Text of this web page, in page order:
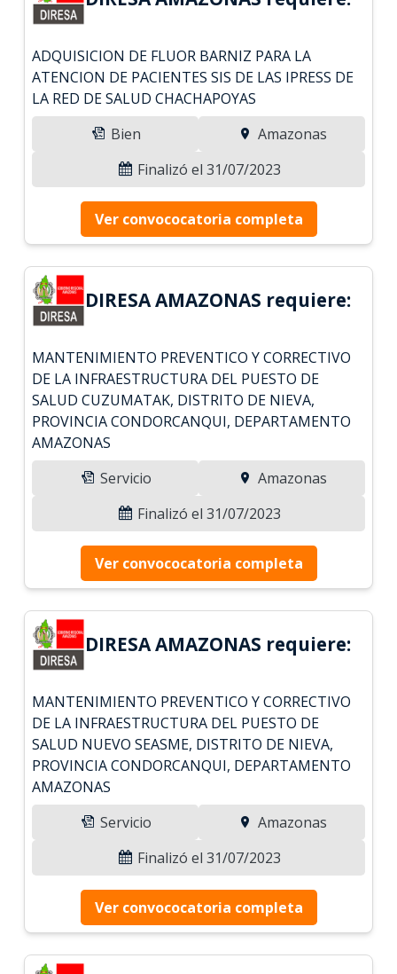
ADQUISICION DE FLUOR BARNIZ PARA LA
ATENCION DE PACIENTES SIS DE LAS IPRESS DE
LA RED DE SALUD CHACHAPOYAS
Bien
Amazonas
Finalizó el 31/07/2023
Ver convococatoria completa
DIRESA AMAZONAS requiere:
MANTENIMIENTO PREVENTICO Y CORRECTIVO
DE LA INFRAESTRUCTURA DEL PUESTO DE
SALUD CUZUMATAK, DISTRITO DE NIEVA,
PROVINCIA CONDORCANQUI, DEPARTAMENTO
AMAZONAS
Servicio
Amazonas
Finalizó el 31/07/2023
Ver convococatoria completa
DIRESA AMAZONAS requiere:
MANTENIMIENTO PREVENTICO Y CORRECTIVO
DE LA INFRAESTRUCTURA DEL PUESTO DE
SALUD NUEVO SEASME, DISTRITO DE NIEVA,
PROVINCIA CONDORCANQUI, DEPARTAMENTO
AMAZONAS
Servicio
Amazonas
Finalizó el 31/07/2023
Ver convococatoria completa